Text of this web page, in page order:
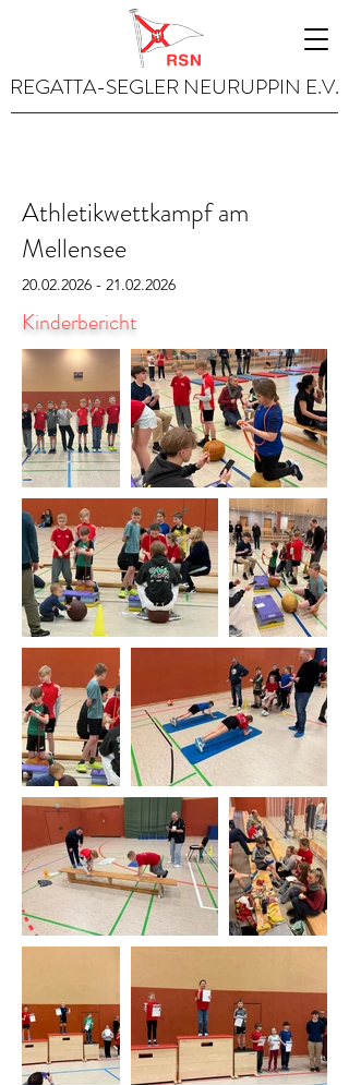
REGATTA-SEGLER NEURUPPIN E.V.
Athletikwettkampf am
Mellensee
20.02.2026 - 21.02.2026
Kinderbericht